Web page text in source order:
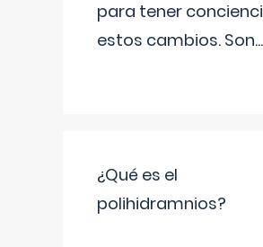
para tener
estos cambios. Son...
¿Qué es el
polihidramnios?